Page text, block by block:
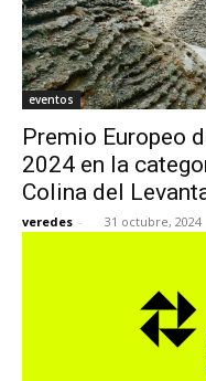
eventos
Premio Europeo
2024 en la
Colina del
veredes - 31 octubre, 2024